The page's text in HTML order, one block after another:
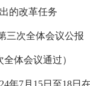
的改革任务
三次全体会议公报
体会议通过）
年7月15日至18日在